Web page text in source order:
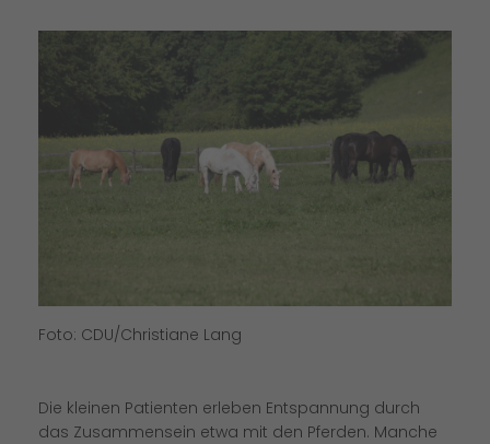
Foto: CDU/Christiane Lang
Die kleinen Patienten erleben Entspannung durch
das Zusammensein etwa mit den Pferden. Manche